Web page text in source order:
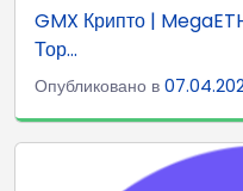
GMX Крипто |
Тор...
Опубликовано в